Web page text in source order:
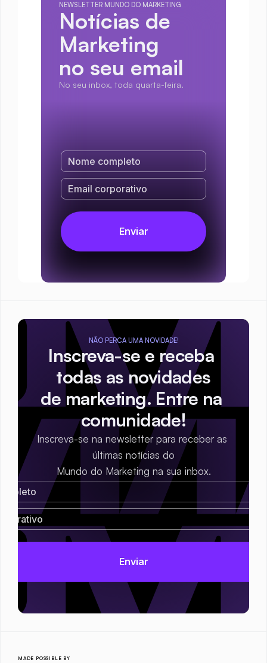
NEWSLETTER MUNDO DO MARKETING
Notícias de
Marketing
no seu email
No seu inbox, toda quarta-feira.
NÃO PERCA UMA NOVIDADE!
Inscreva-se e receba
todas as novidades
de marketing. Entre na
comunidade!
Inscreva-se na newsletter para receber as
últimas notícias do
Mundo do Marketing na sua inbox.
MADE POSSIBLE BY